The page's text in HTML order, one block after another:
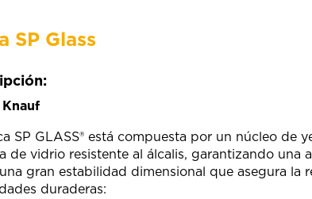
SP Glass
Knauf
SP GLASS® está compuesta por un núcleo de
de vidrio resistente al álcalis, garantizando una
gran estabilidad dimensional que asegura la
duraderas: